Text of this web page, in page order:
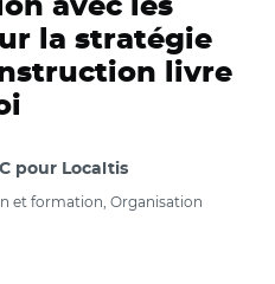
avec les
la stratégie
livre
pour Localtis
et formation, Organisation